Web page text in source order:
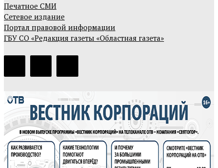
Печатное СМИ
Сетевое издание
Портал правовой информации
ГБУ СО «Редакция газеты «Областная газета»